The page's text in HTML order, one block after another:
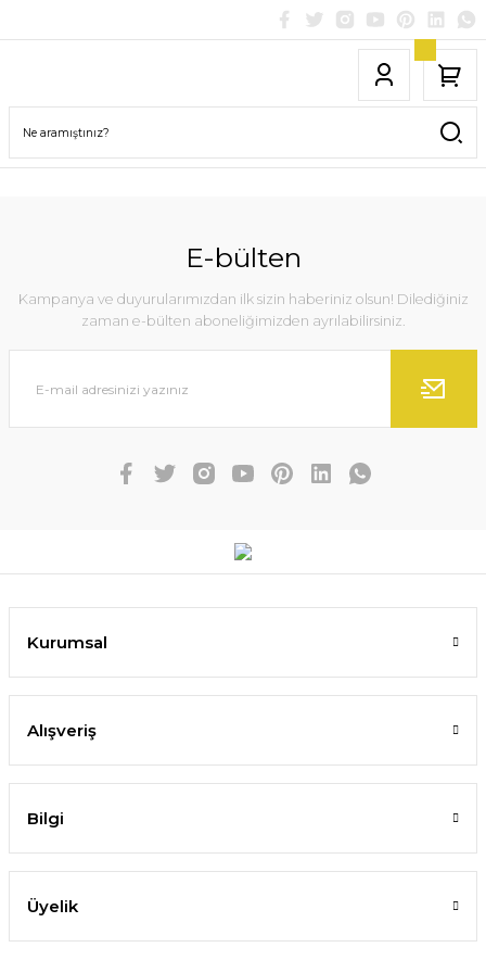
E-bülten
Kampanya ve duyurularımızdan ilk sizin haberiniz olsun! Dilediğiniz
zaman e-bülten aboneliğimizden ayrılabilirsiniz.
Kurumsal
Alışveriş
Bilgi
Üyelik